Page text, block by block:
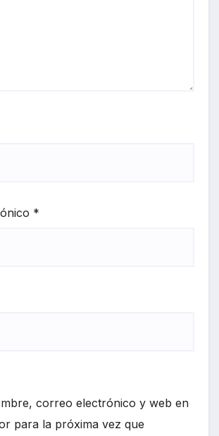
*
correo electrónico y web en
para la próxima vez que